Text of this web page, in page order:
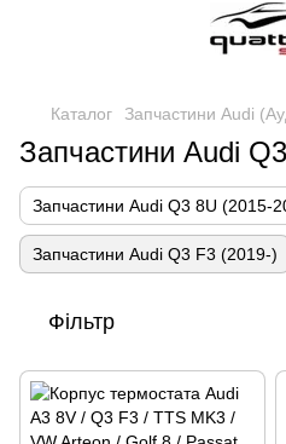
Каталог Запчастини Audi
Запчастини Audi
Запчастини Audi Q3 8U (2015-
Запчастини Audi Q3 F3 (2019-)
Фільтр